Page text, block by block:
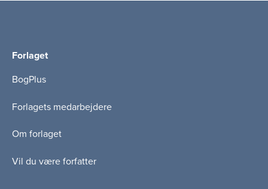
Forlaget
BogPlus
Forlagets medarbejdere
Om forlaget
Vil du være forfatter